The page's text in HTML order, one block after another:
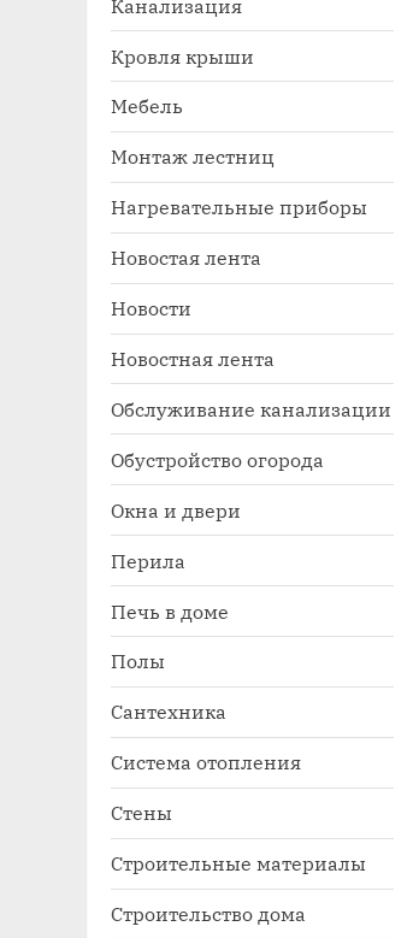
sub-
Кровля крыши
Мебель
Монтаж лестниц
Нагревательные приборы
Новостая лента
Новости
Новостная лента
Обслуживание канализации
Обустройство огорода
Окна и двери
Перила
Печь в доме
Полы
Сантехника
Система отопления
Стены
Строительные материалы
Строительство дома